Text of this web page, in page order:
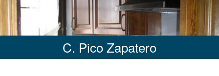
C. Pico Zapatero